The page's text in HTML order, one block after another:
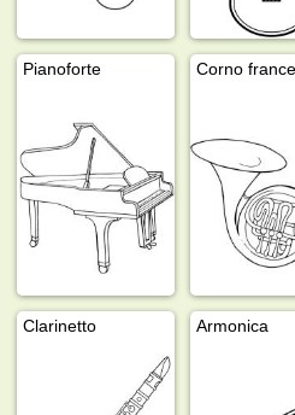
Pianoforte
Clarinetto Armonica